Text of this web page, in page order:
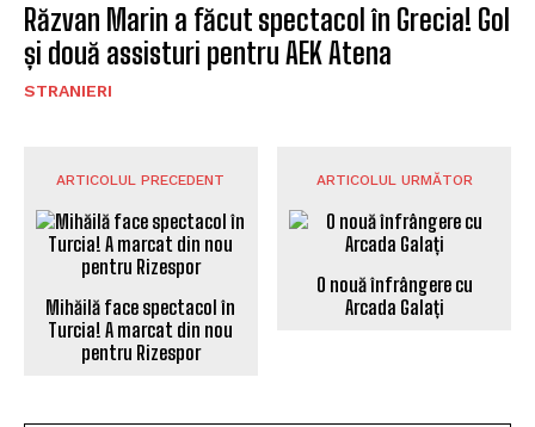
Răzvan Marin a făcut spectacol în Grecia! Gol
și două assisturi pentru AEK Atena
STRANIERI
ARTICOLUL PRECEDENT
Mihăilă face spectacol în
Turcia! A marcat din nou
pentru Rizespor
ARTICOLUL URMĂTOR
O nouă înfrângere cu
Arcada Galați